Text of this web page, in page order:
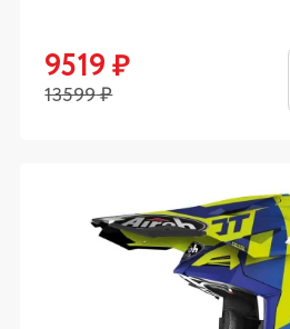
9519₽
13599₽